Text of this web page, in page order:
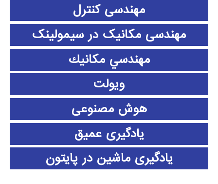
مهندسی کنترل
مهندسی مکانیک در سیمولینک
مهندسي مكانيك
ویولت
هوش مصنوعی
یادگیری عمیق
یادگیری ماشین در پایتون